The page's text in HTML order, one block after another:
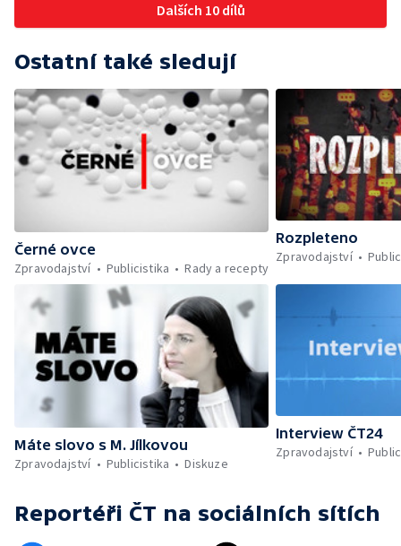
Dalších 10 dílů
Ostatní také sledují
Černé ovce
Zpravodajství
Publicistika Rady a recepty
Rozpleteno
Zpravodajství
Máte slovo s M. Jílkovou
Zpravodajství
Publicistika Diskuze
Interview ČT24
Zpravodajství
Reportéři ČT na sociálních sítích